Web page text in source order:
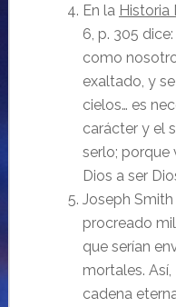
En la Historia
6, p. 305
como
exaltado, y
cielos… es
carácter y el
serlo; porque
Dios a ser
Joseph
procreado
que serían
mortales.
cadena